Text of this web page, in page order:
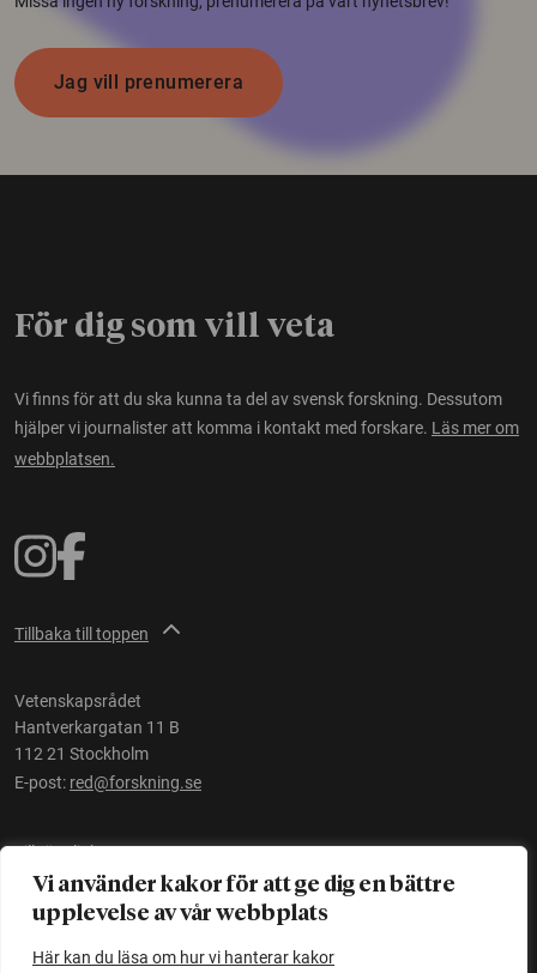
Vi använder kakor för att ge dig en bättre
upplevelse av vår webbplats
Här kan du läsa om hur vi hanterar kakor
Jag vill prenumerera
För dig som vill veta
Vi finns för att du ska kunna ta del av svensk forskning. Dessutom
hjälper vi journalister att komma i kontakt med forskare. Läs mer om
webbplatsen.
Tillbaka till toppen
Vetenskapsrådet
Hantverkargatan 11 B
112 21 Stockholm
E-post: red@forskning.se
Tillgänglighet
Ett initiativ avVetenskapsrådet